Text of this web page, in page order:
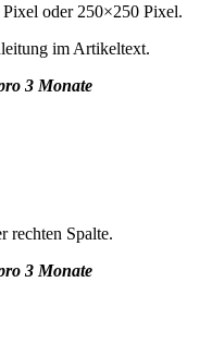
oder 250×250 Pixel.
im Artikeltext.
3 Monate
rechten Spalte.
3 Monate